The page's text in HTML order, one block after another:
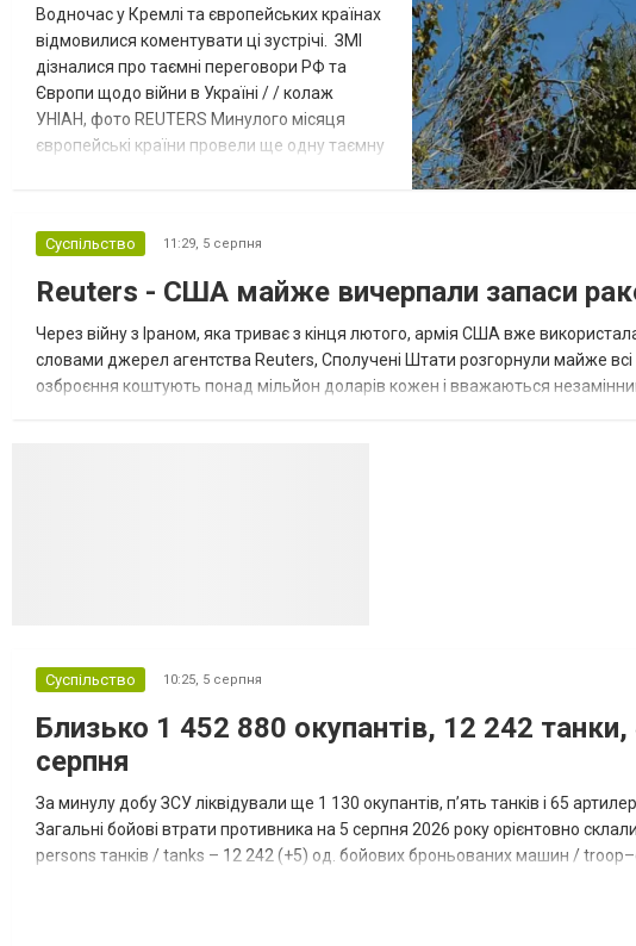
Водночас у Кремлі та європейських країнах
відмовилися коментувати ці зустрічі. ЗМІ
дізналися про таємні переговори РФ та
Європи щодо війни в Україні / / колаж
УНІАН, фото REUTERS Минулого місяця
європейські країни провели ще одну таємну
зі сторони Європи до цих переговорів
долучилися колишні високопосадовці
Великої Британії, Франції, Німеччини та Р...
Суспільство 11:29, 5 серпня
Reuters - США майже вичерпали запаси
Через війну з Іраном, яка триває з кінця лютого, армія США вже
словами джерел агентства Reuters, Сполучені Штати розгорнули майже всі
озброєння коштують понад мільйон доларів кожен і вважаються
Суспільство 10:25, 5 серпня
Близько 1 452 880 окупантів, 12 242
серпня
За минулу добу ЗСУ ліквідували ще 1 130 окупантів, пʼять танків і 65
Загальні бойові втрати противника на 5 серпня 2026 року орієнтовно
persons танків / tanks – 12 242 (+5) од. бойових броньованих машин /